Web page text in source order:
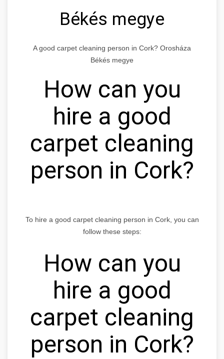
Békés megye
A good carpet cleaning person in Cork? Orosháza
Békés megye
How can you
hire a good
carpet cleaning
person in Cork?
To hire a good carpet cleaning person in Cork, you can
follow these steps:
How can you
hire a good
carpet cleaning
person in Cork?